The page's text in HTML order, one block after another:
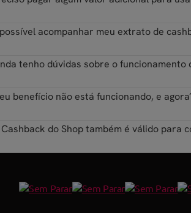
acompanhar meu extrato de
tenho dúvidas sobre o funcionamento
benefício não está funcionando, e
Cashback do Shop também é válido para